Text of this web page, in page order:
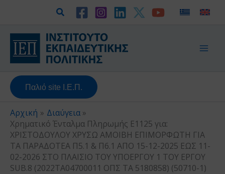
περιεχόμενο
Αναζήτηση
Παλιό site Ι.Ε.Π.
Αρχική
Διαύγεια
Χρηματικό Ένταλμα Πληρωμής Ε1125 για:
ΧΡΙΣΤΟΔΟΥΛΟΥ ΧΡΥΣΩ ΑΜΟΙΒΗ ΕΠΙΜΟΡΦΩΤΗ ΓΙΑ
ΤΑ ΠΑΡΑΔΟΤΕΑ Π5.1 & Π6.1 ΑΠΟ 15-12-2025 ΕΩΣ 11-
02-2026 ΣΤΟ ΠΛΑΙΣΙΟ ΤΟΥ ΥΠΟΕΡΓΟΥ 1 ΤΟΥ ΕΡΓΟΥ
SUB.8 (2022ΤΑ04700011 ΟΠΣ ΤΑ 5180858) (50710-1)